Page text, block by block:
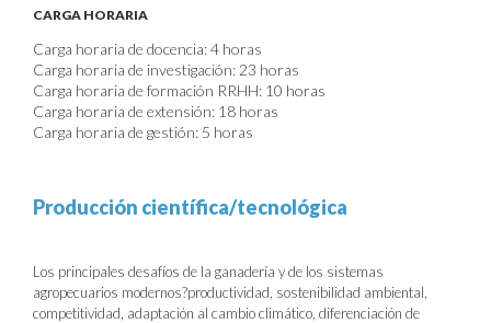
CARGA HORARIA
Carga horaria de docencia: 4 horas
Carga horaria de investigación: 23 horas
Carga horaria de formación RRHH: 10 horas
Carga horaria de extensión: 18 horas
Carga horaria de gestión: 5 horas
Producción científica/tecnológica
Los principales desafíos de la ganadería y de los sistemas
agropecuarios modernos?productividad, sostenibilidad ambiental,
competitividad, adaptación al cambio climático, diferenciación de